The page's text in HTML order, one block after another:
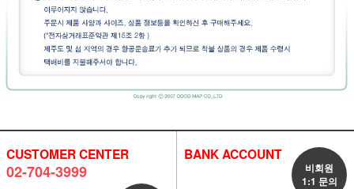
CUSTOMER CENTER
02-704-3999
BANK ACCOUNT
비회원
1:1 문의